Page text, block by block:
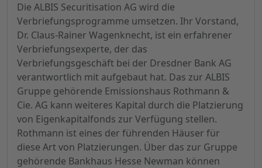
Die ALBIS Securitisation AG wird die
Verbriefungsprogramme umsetzen. Ihr Vorstand,
Dr. Claus-Rainer Wagenknecht, ist ein erfahrener
Verbriefungsexperte, der das
Verbriefungsgeschäft bei der Dresdner Bank AG
verantwortlich mit aufgebaut hat. Das zur ALBIS
Gruppe gehörende Emissionshaus Rothmann &
Cie. AG kann weiteres Kapital durch die Platzierung
von Eigenkapitalfonds zur Verfügung stellen.
Rothmann ist eines der führenden Häuser für
diese Art von Platzierungen. Über das zur Gruppe
gehörende Bankhaus Hesse Newman können